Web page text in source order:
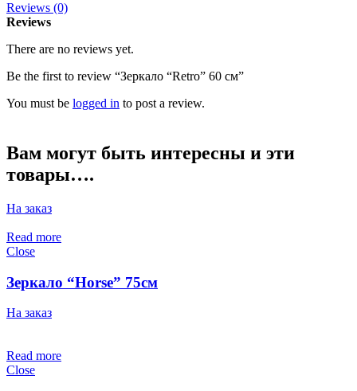
Reviews (0)
Reviews
There are no reviews yet.
Be the first to review “Зеркало “Retro” 60 см”
You must be logged in to post a review.
Вам могут быть интересны и эти
товары….
На заказ
Read more
Close
Зеркало “Horse” 75см
На заказ
Read more
Close